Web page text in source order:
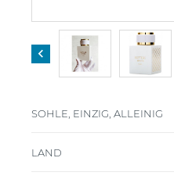

SOHLE, EINZIG, ALLEINIG
LAND